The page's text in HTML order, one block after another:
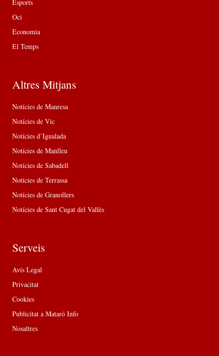
Esports
Oci
Economia
El Temps
Altres Mitjans
Notícies de Manresa
Notícies de Vic
Notícies d’Igualada
Notícies de Manlleu
Notícies de Sabadell
Notícies de Terrassa
Notícies de Granollers
Notícies de Sant Cugat del Vallès
Serveis
Avís Legal
Privacitat
Cookies
Publicitat a Mataró Info
Nosaltres